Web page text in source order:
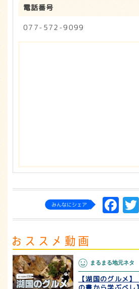
電話番号
077-572-9099
みんなにシェア
まるまる地元ネタ
【湖国のグルメ